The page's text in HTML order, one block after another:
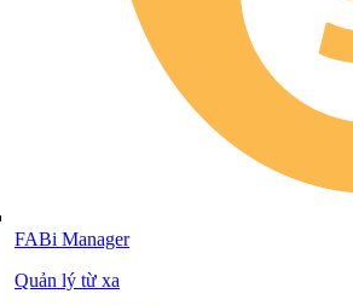
FABi Manager
Quản lý từ xa